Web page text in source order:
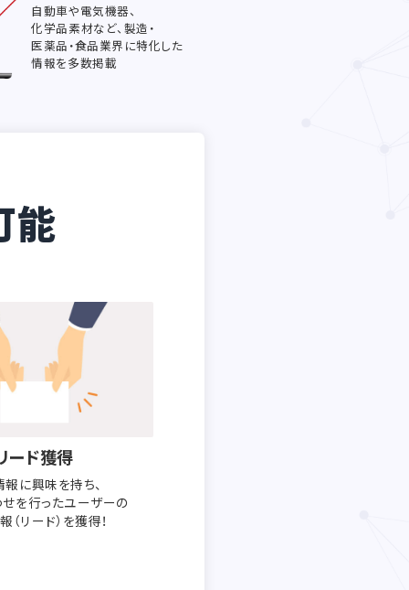
自動車や電気機器、
化学品素材など、製造・
医薬品・食品業界に特化した
情報を多数掲載
能
ード獲得
に興味を持ち、
を行ったユーザーの
（リード）を獲得！